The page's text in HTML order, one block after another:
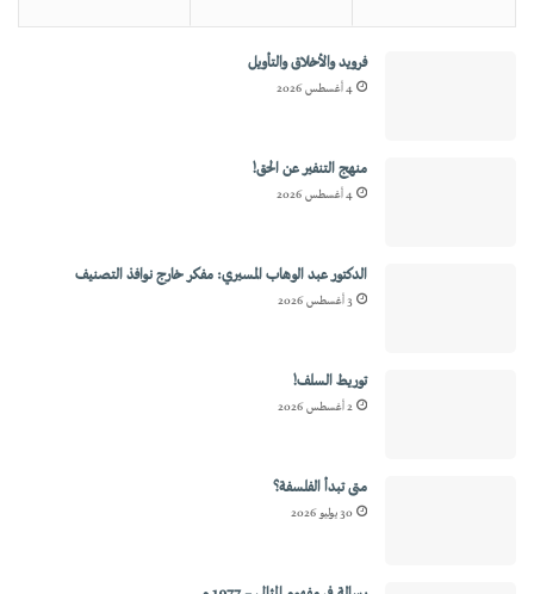
فرويد والأخلاق والتأويل
4 أغسطس 2026
منهج التنفير عن الحق!
4 أغسطس 2026
الدكتور عبد الوهاب المسيري: مفكر خارج نوافذ التصنيف
3 أغسطس 2026
توريط السلف!
2 أغسطس 2026
متى تبدأ الفلسفة؟
30 يوليو 2026